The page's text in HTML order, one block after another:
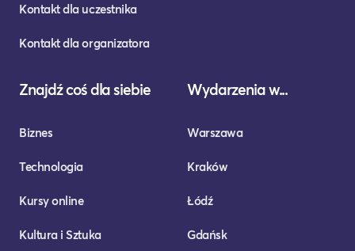
Kontakt dla uczestnika
Kontakt dla organizatora
Znajdź coś dla siebie
Biznes
Technologia
Kursy online
Kultura i Sztuka
Wydarzenia w...
Warszawa
Kraków
Łódź
Gdańsk